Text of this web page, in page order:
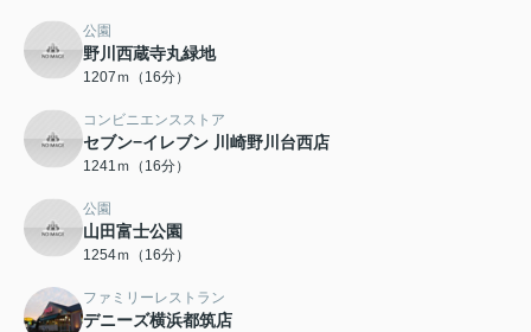
公園
野川西蔵寺丸緑地
1207ｍ（16分）
コンビニエンスストア
セブン−イレブン 川崎野川台西店
1241ｍ（16分）
公園
山田富士公園
1254ｍ（16分）
ファミリーレストラン
デニーズ横浜都筑店